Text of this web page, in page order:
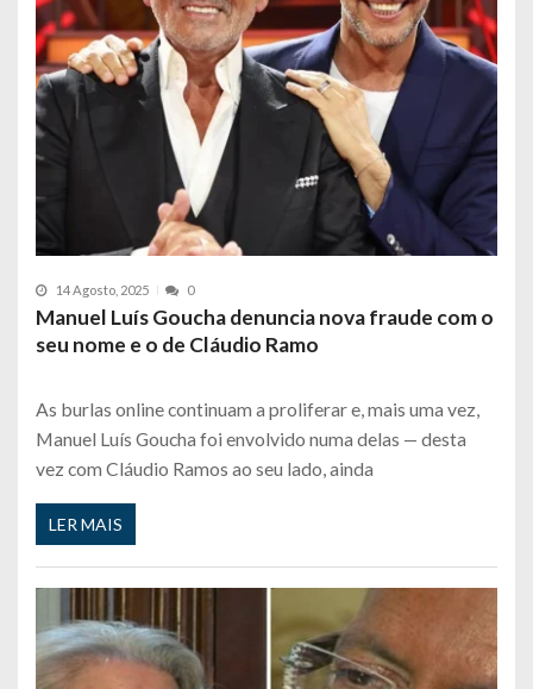
14 Agosto, 2025 0
Manuel Luís Goucha denuncia nova fraude com o
seu nome e o de Cláudio Ramo
As burlas online continuam a proliferar e, mais uma vez,
Manuel Luís Goucha foi envolvido numa delas — desta
vez com Cláudio Ramos ao seu lado, ainda
LER MAIS